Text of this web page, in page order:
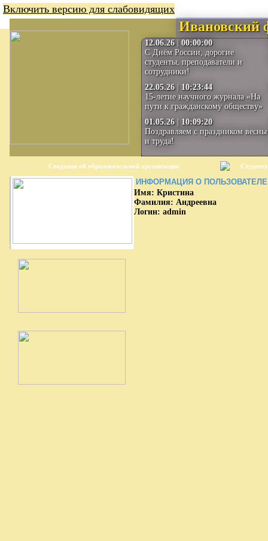
Включить версию для слабовидящих
Ивановский
12.06.26| 00:00:00
С Днём России, дорогие
студенты, преподаватели и
сотрудники!
22.05.26| 10:23:44
15-летие научного журнала «На
пути к гражданскому обществу»
01.05.26| 10:09:20
Поздравляем с праздником весны
и труда!
Сведения об образовательной организации Студенту
ИНФОРМАЦИЯ О ПОЛЬЗОВАТЕЛЕ
Имя: Кристина
Фамилия: Андреевна
Логин: admin